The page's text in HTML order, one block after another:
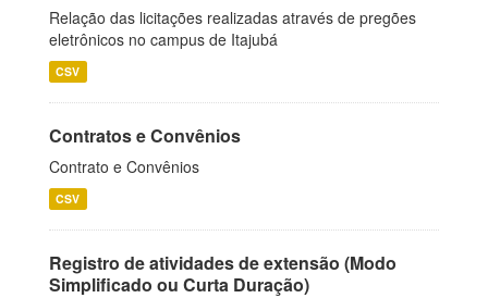
Relação das licitações realizadas através de pregões
eletrônicos no campus de Itajubá
CSV
Contratos e Convênios
Contrato e Convênios
CSV
Registro de atividades de extensão (Modo
Simplificado ou Curta Duração)